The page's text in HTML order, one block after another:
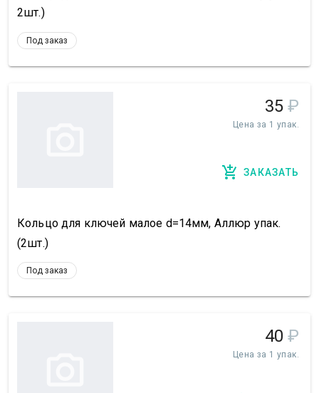
2шт.)
Под заказ
35 ₽
Цена за 1 упак.
ЗАКАЗАТЬ
Кольцо для ключей малое d=14мм, Аллюр упак.
(2шт.)
Под заказ
40 ₽
Цена за 1 упак.